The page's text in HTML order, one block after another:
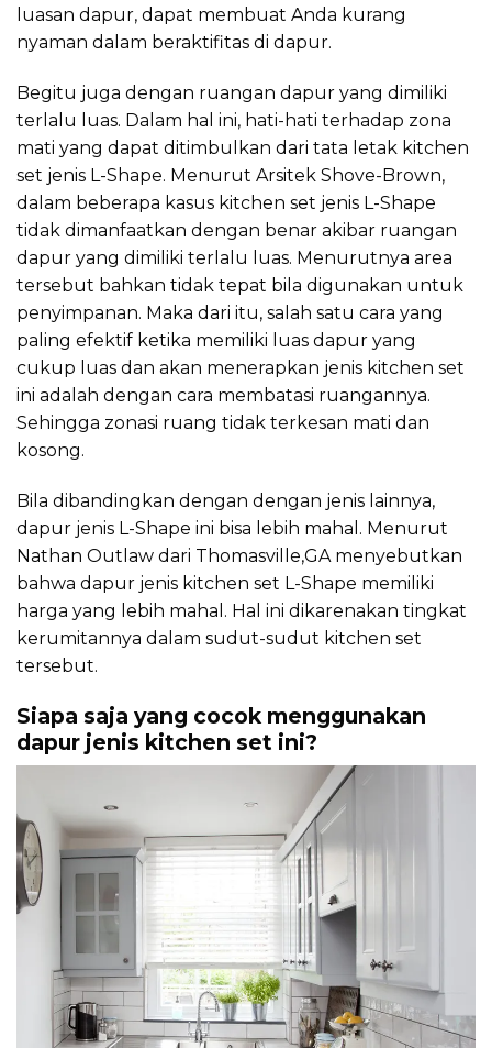
luasan dapur, dapat membuat Anda kurang
nyaman dalam beraktifitas di dapur.
Begitu juga dengan ruangan dapur yang dimiliki
terlalu luas. Dalam hal ini, hati-hati terhadap zona
mati yang dapat ditimbulkan dari tata letak kitchen
set jenis L-Shape. Menurut Arsitek Shove-Brown,
dalam beberapa kasus kitchen set jenis L-Shape
tidak dimanfaatkan dengan benar akibar ruangan
dapur yang dimiliki terlalu luas. Menurutnya area
tersebut bahkan tidak tepat bila digunakan untuk
penyimpanan. Maka dari itu, salah satu cara yang
paling efektif ketika memiliki luas dapur yang
cukup luas dan akan menerapkan jenis kitchen set
ini adalah dengan cara membatasi ruangannya.
Sehingga zonasi ruang tidak terkesan mati dan
kosong.
Bila dibandingkan dengan dengan jenis lainnya,
dapur jenis L-Shape ini bisa lebih mahal. Menurut
Nathan Outlaw dari Thomasville,GA menyebutkan
bahwa dapur jenis kitchen set L-Shape memiliki
harga yang lebih mahal. Hal ini dikarenakan tingkat
kerumitannya dalam sudut-sudut kitchen set
tersebut.
Siapa saja yang cocok menggunakan
dapur jenis kitchen set ini?